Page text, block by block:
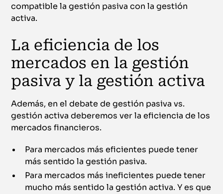
compatible la gestión pasiva con la gestión
activa.
La eficiencia de los
mercados en la gestión
pasiva y la gestión activa
Además, en el debate de gestión pasiva vs.
gestión activa deberemos ver la eficiencia de los
mercados financieros.
Para mercados más eficientes puede tener
más sentido la gestión pasiva.
Para mercados más ineficientes puede tener
mucho más sentido la gestión activa. Y es que